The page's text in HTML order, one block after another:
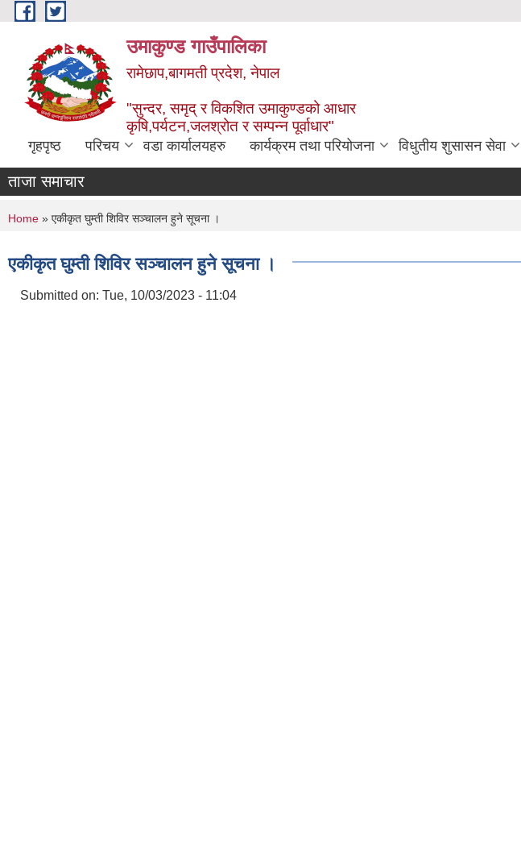
Skip to main content
उमाकुण्ड गाउँपालिका
रामेछाप,बागमती प्रदेश, नेपाल
"सुन्दर, समृद् र विकशित उमाकुण्डको आधार
कृषि,पर्यटन,जलश्रोत र सम्पन्न पूर्वाधार"
गृहपृष्ठ परिचय वडा कार्यालयहरु कार्यक्रम तथा परियोजना विधुतीय शुसासन सेवा
ताजा समाचार
You are here
Home » एकीकृत घुम्ती शिविर सञ्चालन हुने सूचना ।
एकीकृत घुम्ती शिविर सञ्चालन हुने सूचना ।
Submitted on: Tue, 10/03/2023 - 11:04